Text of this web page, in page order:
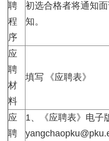
聘
程
序
初选合格者将通知
知。
应
聘
材
料
填写 《应聘表》
应
聘
1、《应聘表》电子